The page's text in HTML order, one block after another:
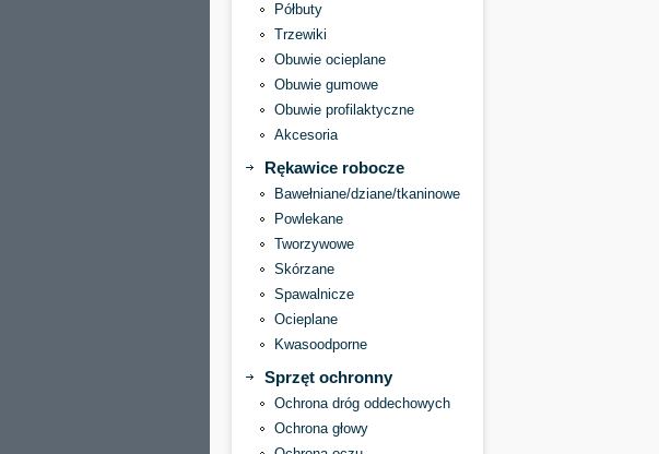
Półbuty
Trzewiki
Obuwie ocieplane
Obuwie gumowe
Obuwie profilaktyczne
Akcesoria
Rękawice robocze
Bawełniane/dziane/tkaninowe
Powlekane
Tworzywowe
Skórzane
Spawalnicze
Ocieplane
Kwasoodporne
Sprzęt ochronny
Ochrona dróg oddechowych
Ochrona głowy